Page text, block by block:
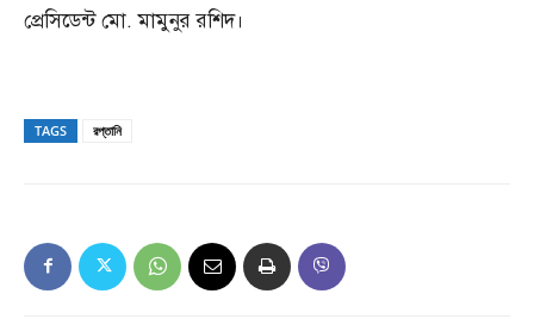
প্রেসিডেন্ট মো. মামুনুর রশিদ।
TAGS রপ্তানি